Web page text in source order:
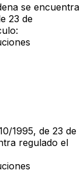
se encuentra
23 de
1995, de 23 de
regulado el